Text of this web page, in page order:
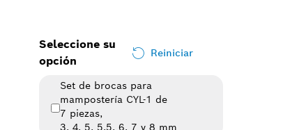
Seleccione su
opción
Reiniciar
Set de brocas para
mampostería CYL-1 de
7 piezas,
3, 4, 5, 5,5, 6, 7 y 8 mm